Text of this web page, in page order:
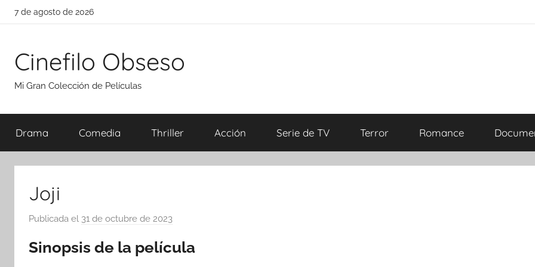
Saltar
7 de agosto de 2026
Cinefilo Obseso
Mi Gran Colección de Películas
Drama Comedia Thriller Acción Serie de TV Terror Romance
Joji
Publicada el 31 de octubre de 2023
r
Sinopsis de la película